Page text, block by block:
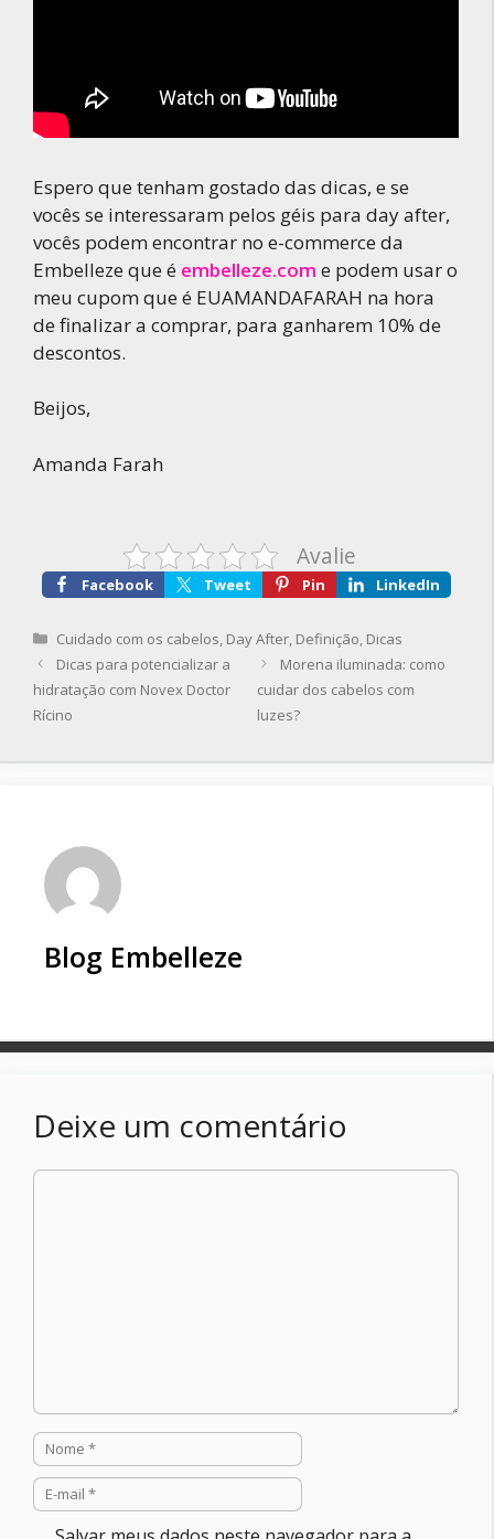
Espero que tenham gostado das dicas, e se
vocês se interessaram pelos géis para day after,
vocês podem encontrar no e-commerce da
Embelleze que é embelleze.com e podem usar o
meu cupom que é EUAMANDAFARAH na hora
de finalizar a comprar, para ganharem 10% de
descontos.
Beijos,
Amanda Farah
Avalie
Facebook Tweet Pin LinkedIn
Categorias
Cuidado com os cabelos, Day After, Definição, Dicas
Dicas para potencializar a
hidratação com Novex Doctor
Rícino
Morena iluminada: como
cuidar dos cabelos com
luzes?
Blog Embelleze
Deixe um comentário
Comentário
Nome
E-
mail